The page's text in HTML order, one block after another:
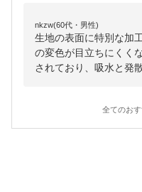
nkzw(60代・男性)
生地の表面に特別な加
の変色が目立ちにくく
されており、吸水と発
全てのおす